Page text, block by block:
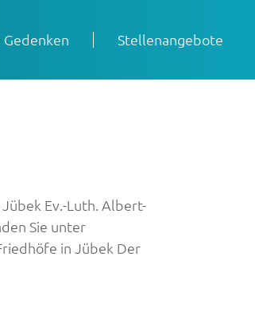
Gedenken Stellenangebote
Ev.-Luth. Albert-
Sie unter
in Jübek Der